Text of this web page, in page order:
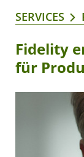
SERVICES
Fidelity
für